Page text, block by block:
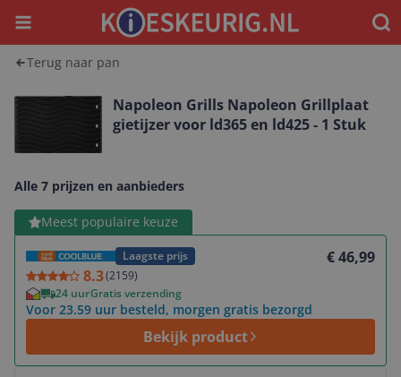
Menu
Terug naar pan
Napoleon Grills Napoleon Grillplaat
gietijzer voor ld365 en ld425 - 1 Stuk
Alle 7 prijzen en aanbieders
Meest populaire keuze
Laagste prijs
8.3(2159)
€ 46,99
24 uurGratis verzending
Voor 23.59 uur besteld, morgen gratis bezorgd
Bekijk product
Bekijk product